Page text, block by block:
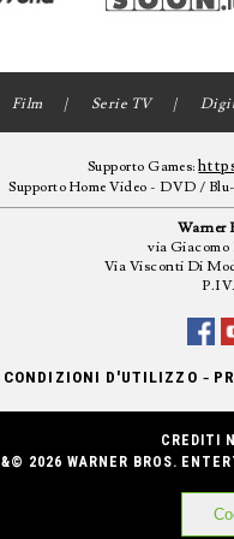
Film Serie TV
Supporto Games:
Supporto Home Video - DVD /
Warner
via Giacomo
Via Visconti Di
CONDIZIONI D'UTILIZZO -
CREDITI
2026 WARNER BROS.